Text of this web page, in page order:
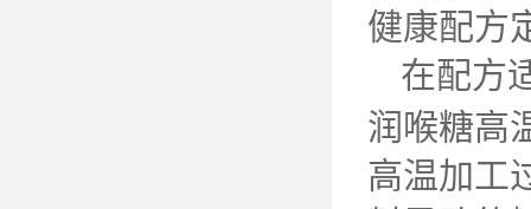
健康配方
在配方
润喉糖高
高温加工